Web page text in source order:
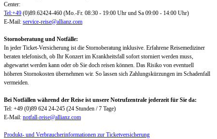
Center:
Tel:+49 (0)89.62424-460 (Mo.-Fr. 08:30 - 19:00 Uhr und Sa 09:00 - 14:00 Uhr)
E-Mail: service-reise@allianz.com
Stornoberatung und Notfälle:
In jeder Ticket-Versicherung ist die Stornoberatung inklusive. Erfahrene Reisemediziner
beraten telefonisch, ob Ihr Konzert im Krankheitsfall sofort storniert werden muss,
abgewartet werden kann oder ob Sie doch reisen können. Das Risiko von eventuell
höheren Stornokosten übernehmen wir. So lassen sich Zahlungskürzungen im Schadenfall
vermeiden.
Bei Notfällen während der Reise ist unsere Notrufzentrale jederzeit für Sie da:
Tel: +49 (0)89 624 24-245 (24 Stunden / 7 Tage)
E-Mail: notfall-reise@allianz.com
Produkt- und Verbraucherinformationen zur Ticketversicherung